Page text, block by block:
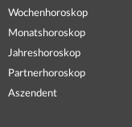
Wochenhoroskop
Monatshoroskop
Jahreshoroskop
Partnerhoroskop
Aszendent